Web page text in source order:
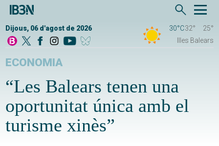
Dijous, 06 d'agost de 2026 30°C32°
25°
Illes Balears
ECONOMIA
“Les Balears tenen una
oportunitat única amb el
turisme xinès”